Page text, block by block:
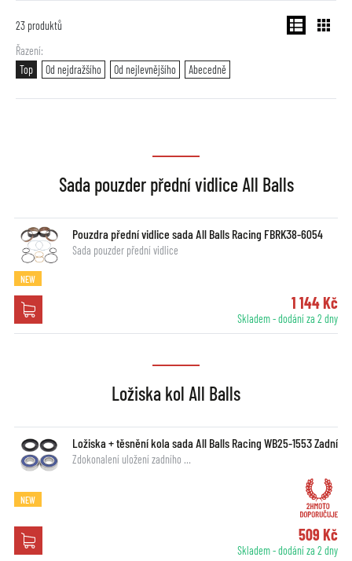
23 produktů
Řazení
Top
Od nejdražšího Od nejlevnějšího Abecedně
Sada pouzder přední vidlice All Balls
Pouzdra přední vidlice sada All Balls Racing FBRK38-6054
Sada pouzder přední vidlice
NEW
1 144 Kč
Skladem - dodání za 2 dny
Ložiska kol All Balls
Ložiska + těsnění kola sada All Balls Racing WB25-1553 Zadní
Zdokonalení uložení zadního …
NEW
509 Kč
Skladem - dodání za 2 dny